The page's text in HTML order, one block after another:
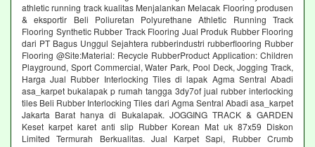
athletic running track kualitas Menjalankan Melacak Flooring produsen
& eksportir Beli Poliuretan Polyurethane Athletic Running Track
Flooring Synthetic Rubber Track Flooring Jual Produk Rubber Flooring
dari PT Bagus Unggul Sejahtera rubberindustri rubberflooring Rubber
Flooring @Site:Material: Recycle RubberProduct Application: Children
Playground, Sport Commercial, Water Park, Pool Deck, Jogging Track,
Harga Jual Rubber Interlocking Tiles di lapak Agma Sentral Abadi
asa_karpet bukalapak p rumah tangga 3dy7of jual rubber interlocking
tiles Beli Rubber Interlocking Tiles dari Agma Sentral Abadi asa_karpet
Jakarta Barat hanya di Bukalapak. JOGGING TRACK & GARDEN
Keset karpet karet anti slip Rubber Korean Mat uk 87x59 Diskon
Limited Termurah Berkualitas. Jual Karpet Sapi, Rubber Crumb